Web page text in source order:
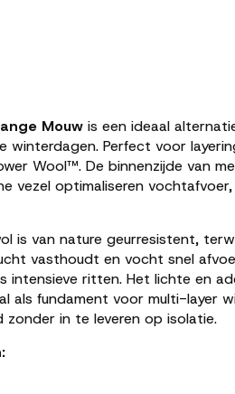
Mouwis een ideaal
winterdagen. Perfect voor
Wool™. De binnenzijde van
vezel optimaliseren
is van nature geurresistent,
vasthoudt en vocht snel
intensieve ritten. Het lichte en
als fundament voor multi-layer
zonder in te leveren op isolatie.